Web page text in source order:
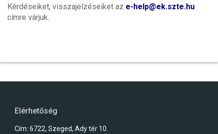
Kérdéseiket, visszajelzéseiket az e-help@ek.szte.hu
címre várjuk.
Elérhetőség
Cím: 6722, Szeged, Ady tér 10.